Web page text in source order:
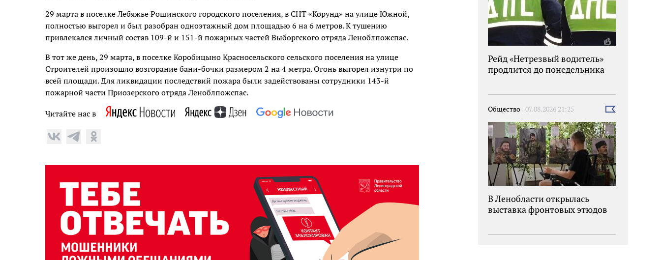
29 марта в поселке Лебяжье Рощинского городского поселения, в СНТ «Корунд» на улице Южной,
полностью выгорел и был разобран одноэтажный дом площадью 6 на 6 метров. К тушению
привлекался личный состав 109-й и 151-й пожарных частей Выборгского отряда Леноблпожспас.
В тот же день, 29 марта, в поселке Коробицыно Красносельского сельского поселения на улице
Строителей произошло возгорание бани-бочки размером 2 на 4 метра. Огонь выгорел изнутри по
всей площади. Для ликвидации последствий пожара были задействованы сотрудники 143-й
пожарной части Приозерского отряда Леноблпожспас.
Читайте нас в
Рейд «Нетрезвый водитель»
продлится до понедельника
Общество 07.08.2026 21:25
Выбрать
В Ленобласти открылась
выставка фронтовых этюдов